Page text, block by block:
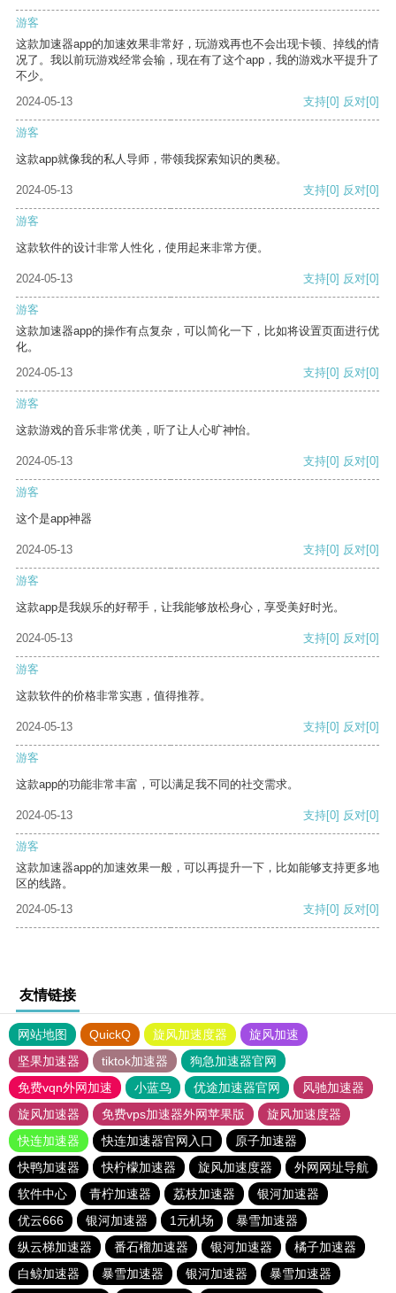
游客
这款加速器app的加速效果非常好，玩游戏再也不会出现卡顿、掉线的情
况了。我以前玩游戏经常会输，现在有了这个app，我的游戏水平提升了
不少。
2024-05-13
支持[0] 反对[0]
游客
这款app就像我的私人导师，带领我探索知识的奥秘。
2024-05-13 支持[0] 反对[0]
游客
这款软件的设计非常人性化，使用起来非常方便。
2024-05-13 支持[0] 反对[0]
游客
这款加速器app的操作有点复杂，可以简化一下，比如将设置页面进行优
化。
2024-05-13
支持[0] 反对[0]
游客
这款游戏的音乐非常优美，听了让人心旷神怡。
2024-05-13 支持[0] 反对[0]
游客
这个是app神器
2024-05-13 支持[0] 反对[0]
游客
这款app是我娱乐的好帮手，让我能够放松身心，享受美好时光。
2024-05-13 支持[0] 反对[0]
游客
这款软件的价格非常实惠，值得推荐。
2024-05-13 支持[0] 反对[0]
游客
这款app的功能非常丰富，可以满足我不同的社交需求。
2024-05-13 支持[0] 反对[0]
游客
这款加速器app的加速效果一般，可以再提升一下，比如能够支持更多地
区的线路。
2024-05-13
支持[0] 反对[0]
友情链接
网站地图 QuickQ 旋风加速度器
旋风加速
坚果加速器
tiktok加速器
狗急加速器官网
免费vqn外网加速
小蓝鸟 优途加速器官网
风驰加速器
旋风加速器
免费vps加速器外网苹果版
旋风加速度器
快连加速器
快连加速器官网入口
原子加速器
快鸭加速器
快柠檬加速器 旋风加速度器
外网网址导航
软件中心
青柠加速器 荔枝加速器
银河加速器
优云666
银河加速器 1元机场
暴雪加速器
纵云梯加速器
番石榴加速器 银河加速器
橘子加速器
白鲸加速器
暴雪加速器 银河加速器 暴雪加速器